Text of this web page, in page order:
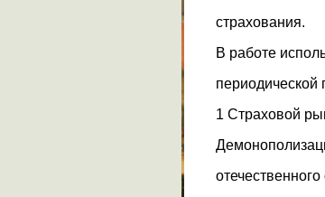
страхования.
В работе
1 Страховой